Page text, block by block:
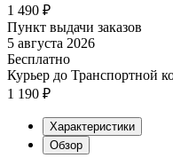
1 490 ₽
Пункт выдачи заказов
5 августа 2026
Бесплатно
Курьер до Транспортной
1 190 ₽
Характеристики
Обзор